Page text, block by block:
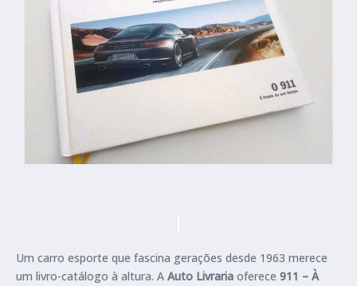
Um carro esporte que fascina gerações desde 1963 merece
um livro-catálogo à altura. A Auto Livraria oferece 911 – À